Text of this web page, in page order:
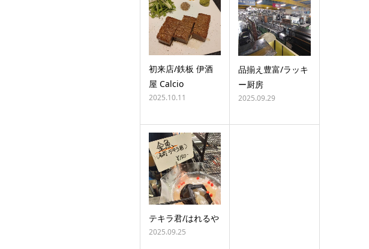
初来店/鉄板 伊酒
屋 Calcio
2025.10.11
品揃え豊富/ラッキ
ー厨房
2025.09.29
テキラ君/はれるや
2025.09.25